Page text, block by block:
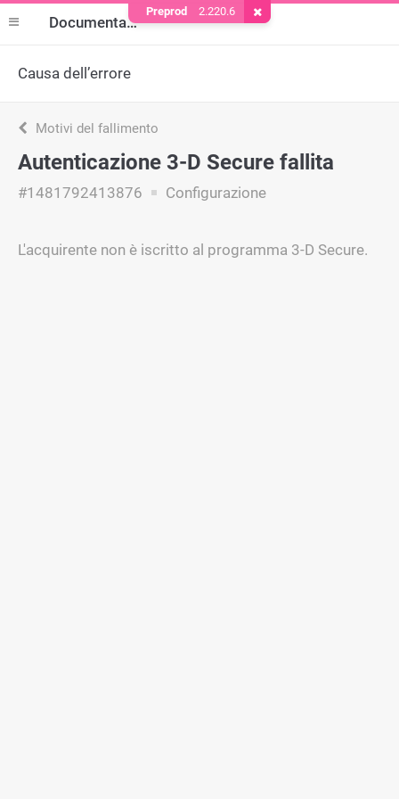
Documentazione
Causa dell’errore
Motivi del fallimento
Autenticazione 3-D Secure fallita
#1481792413876 Configurazione
L'acquirente non è iscritto al programma 3-D Secure.
Preprod 2.220.6 Rimuovere il cookie